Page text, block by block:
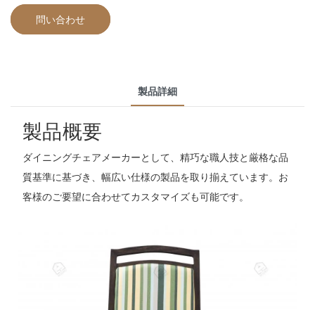
問い合わせ
製品詳細
製品概要
ダイニングチェアメーカーとして、精巧な職人技と厳格な品
質基準に基づき、幅広い仕様の製品を取り揃えています。お
客様のご要望に合わせてカスタマイズも可能です。